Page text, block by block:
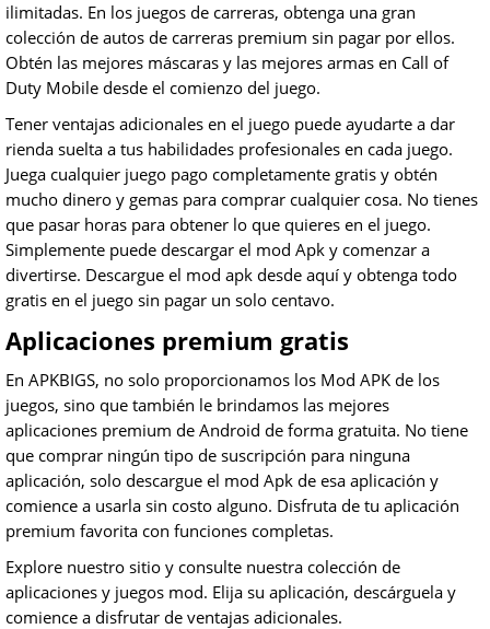
ilimitadas. En los juegos de carreras, obtenga una gran
colección de autos de carreras premium sin pagar por ellos.
Obtén las mejores máscaras y las mejores armas en Call of
Duty Mobile desde el comienzo del juego.
Tener ventajas adicionales en el juego puede ayudarte a dar
rienda suelta a tus habilidades profesionales en cada juego.
Juega cualquier juego pago completamente gratis y obtén
mucho dinero y gemas para comprar cualquier cosa. No tienes
que pasar horas para obtener lo que quieres en el juego.
Simplemente puede descargar el mod Apk y comenzar a
divertirse. Descargue el mod apk desde aquí y obtenga todo
gratis en el juego sin pagar un solo centavo.
Aplicaciones premium gratis
En APKBIGS, no solo proporcionamos los Mod APK de los
juegos, sino que también le brindamos las mejores
aplicaciones premium de Android de forma gratuita. No tiene
que comprar ningún tipo de suscripción para ninguna
aplicación, solo descargue el mod Apk de esa aplicación y
comience a usarla sin costo alguno. Disfruta de tu aplicación
premium favorita con funciones completas.
Explore nuestro sitio y consulte nuestra colección de
aplicaciones y juegos mod. Elija su aplicación, descárguela y
comience a disfrutar de ventajas adicionales.